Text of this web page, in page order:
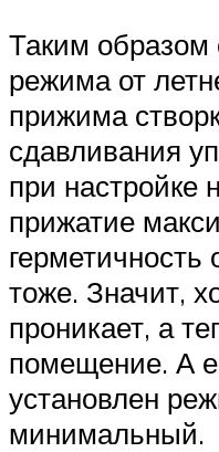
Таким образом
режима от
прижима
сдавливания
при настройке
прижатие
тоже. Значит,
проникает, а
помещение. А
установлен
минимальный.